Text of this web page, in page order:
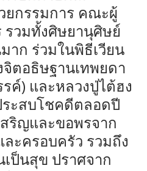
กรรมการ คณะผู้
รวมทั้งศิษยานุศิษย์
าก ร่วมในพิธีเวียน
ตอธิษฐานเทพยดา
ค์) และหลวงปู่ไต้ฮง
ะสบโชคดีตลอดปี
ริญและขอพรจาก
ละครอบครัว รวมถึง
เป็นสุข ปราศจาก